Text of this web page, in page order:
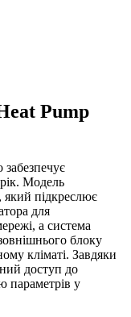
Pump
Модель
який підкреслює
для
а система
блоку
кліматі. Завдяки
доступ до
параметрів у